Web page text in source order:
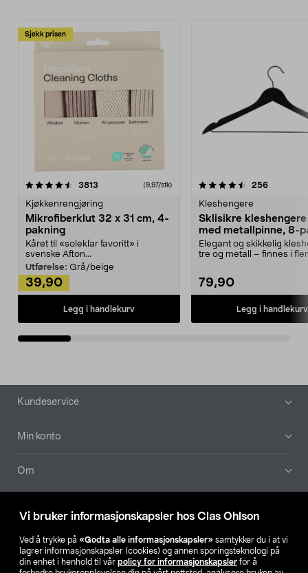
Vi bruker informasjonskapsler hos Clas Ohlson
Ved å trykke på «Godta alle informasjonskapsler» samtykker du i at vi
lagrer informasjonskapsler (cookies) og annen sporingsteknologi på
din enhet i henhold til vår policy for informasjonskapsler for å
Sjekk prisen
3813 anmeldelser(9,97/stk)
Kjøkkenrengjøring
Mikrofiberklut 32 x 31 cm, 4-
pakning
Kåret til «soleklar favoritt» i
svenske Afton...
Utførelse: Grå/beige
39,90
Legg i handlekurv
4.5av 5 stjerner 256
Kleshengere
Sklisikre
med metallpinne, 8-
Elegant og skikkelig
tre og metall – finnes i
79,90
Legg i handlekurv
4.5av 5 stjerner
Bunntekst
Kundeservice
Min konto
Om
Våre selskaper